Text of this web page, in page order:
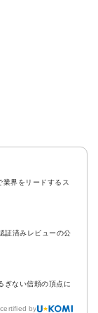
業界をリードするス
証済みレビューの公
ぎない信頼の頂点に
certified by